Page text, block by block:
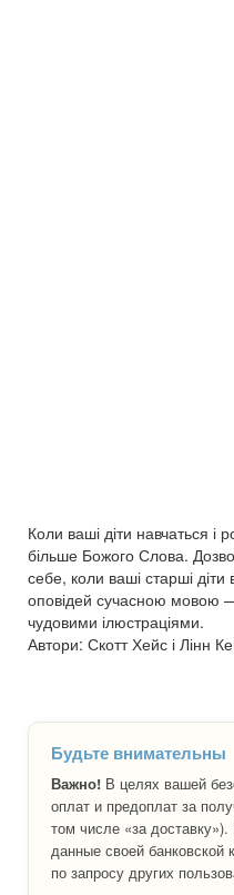
Коли ваші діти навчаться і
більше Божого Слова.
себе, коли ваші старші діти
оповідей сучасною мовою
чудовими ілюстраціями.
Автори: Скотт Хейс і Лінн
Будьте внимательны
Важно! В целях вашей
оплат и предоплат за
том числе «за
данные своей банковской
по запросу других